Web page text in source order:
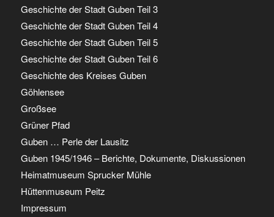
Geschichte der Stadt Guben Teil 3
Geschichte der Stadt Guben Teil 4
Geschichte der Stadt Guben Teil 5
Geschichte der Stadt Guben Teil 6
Geschichte des Kreises Guben
Göhlensee
Großsee
Grüner Pfad
Guben … Perle der Lausitz
Guben 1945/1946 – Berichte, Dokumente, Diskussionen
Heimatmuseum Sprucker Mühle
Hüttenmuseum Peitz
Impressum